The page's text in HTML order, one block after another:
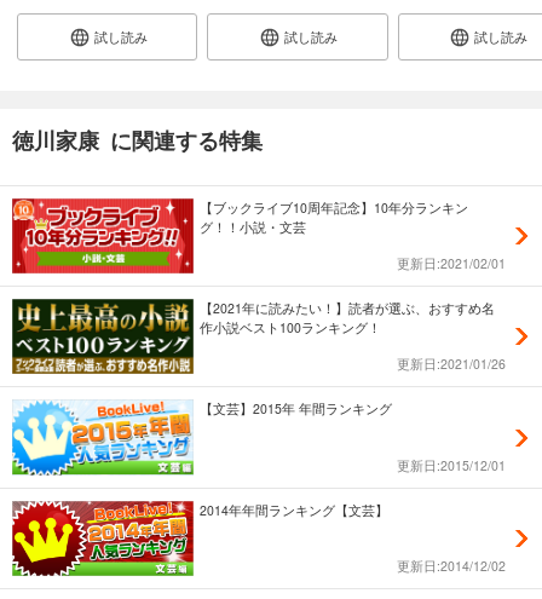
試し読み 試し読み 試し読み
徳川家康 に関連する特集
【ブックライブ10周年記念】10年分ランキン
グ！！小説・文芸
更新日:2021/02/01
【2021年に読みたい！】読者が選ぶ、おすすめ名
作小説ベスト100ランキング！
更新日:2021/01/26
【文芸】2015年 年間ランキング
更新日:2015/12/01
2014年年間ランキング【文芸】
更新日:2014/12/02